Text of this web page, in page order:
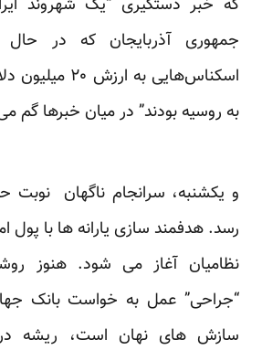
که خبر دستگیری “یک شهروند
جمهوری آذربایجان که در
اسکناس‌هایی به
به روسیه بودند” در میان خبرها گم
و یکشنبه، سرانجام ناگهان
رسد. هدفمند سازی یارانه ها با پول
نظامیان آغاز می شود. هنوز
“جراحی” عمل به خواست بانک
سازش های نهان است، ریشه